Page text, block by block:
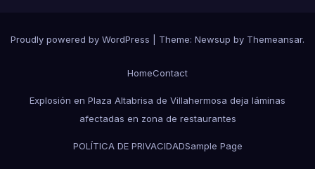
Proudly powered by WordPress Theme: Newsup by Themeansar.
HomeContact
Explosión en Plaza Altabrisa de Villahermosa deja láminas
afectadas en zona de restaurantes
POLÍTICA DE PRIVACIDADSample Page